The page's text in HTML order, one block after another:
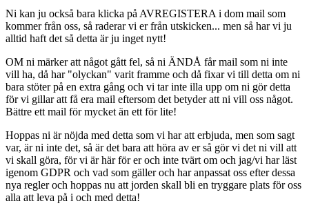
Ni kan ju också bara klicka på AVREGISTERA i dom mail som
kommer från oss, så raderar vi er från utskicken... men så har vi ju
alltid haft det så detta är ju inget nytt!
OM ni märker att något gått fel, så ni ÄNDÅ får mail som ni inte
vill ha, då har "olyckan" varit framme och då fixar vi till detta om ni
bara stöter på en extra gång och vi tar inte illa upp om ni gör detta
för vi gillar att få era mail eftersom det betyder att ni vill oss något.
Bättre ett mail för mycket än ett för lite!
Hoppas ni är nöjda med detta som vi har att erbjuda, men som sagt
var, är ni inte det, så är det bara att höra av er så gör vi det ni vill att
vi skall göra, för vi är här för er och inte tvärt om och jag/vi har läst
igenom GDPR och vad som gäller och har anpassat oss efter dessa
nya regler och hoppas nu att jorden skall bli en tryggare plats för oss
alla att leva på i och med detta!